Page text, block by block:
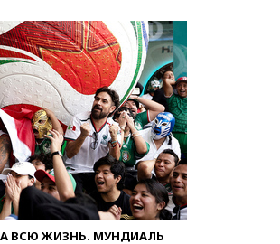
ВСЮ ЖИЗНЬ. МУНДИАЛЬ